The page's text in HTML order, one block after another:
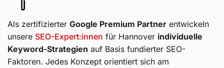
Als zertifizierter Google Premium Partner entwickeln
unsere SEO-Expert:innen für Hannover individuelle
Keyword-Strategien auf Basis fundierter SEO-
Faktoren. Jedes Konzept orientiert sich am